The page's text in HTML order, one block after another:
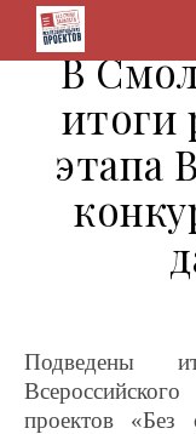
В
итоги
этапа
Подведены
проектов «Без